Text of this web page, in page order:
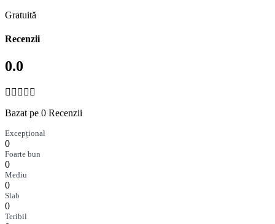
Gratuită
Recenzii
0.0
Bazat pe 0 Recenzii
Excepțional
0
Foarte bun
0
Mediu
0
Slab
0
Teribil